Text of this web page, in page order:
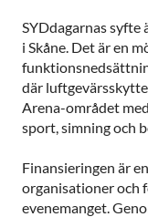
SYDdagarnas
i Skåne. Det är en
där
Arena-området
sport, simning och
Finansieringen är
organisationer och
evenemanget.